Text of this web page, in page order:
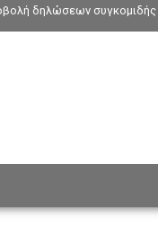
δηλώσεων συγκομιδής